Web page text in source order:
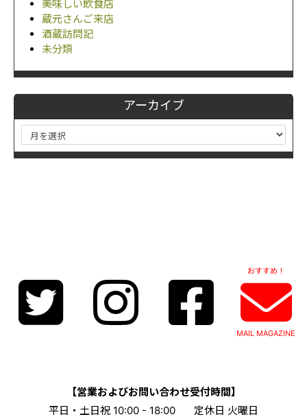
美味しい飲食店
蔵元さんご来店
酒蔵訪問記
未分類
アーカイブ
おすすめ！
MAIL MAGAZINE
【営業およびお問い合わせ受付時間】
平日・土日祝 10:00 - 18:00
定休日 火曜日